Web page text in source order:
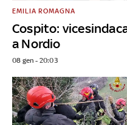
Cospito:
a Nordio
EMILIA ROMAGNA
08 gen - 20:03